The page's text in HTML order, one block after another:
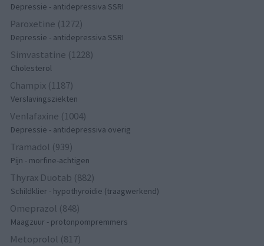
Depressie - antidepressiva SSRI
Paroxetine (1272)
Depressie - antidepressiva SSRI
Simvastatine (1228)
Cholesterol
Champix (1187)
Verslavingsziekten
Venlafaxine (1004)
Depressie - antidepressiva overig
Tramadol (939)
Pijn - morfine-achtigen
Thyrax Duotab (882)
Schildklier - hypothyroidie (traagwerkend)
Omeprazol (848)
Maagzuur - protonpompremmers
Metoprolol (817)